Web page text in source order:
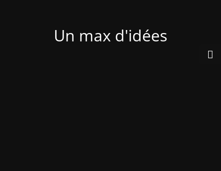
Un max d'idées